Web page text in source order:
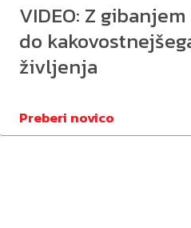
VIDEO: Z gibanjem
do
življenja
Preberi novico